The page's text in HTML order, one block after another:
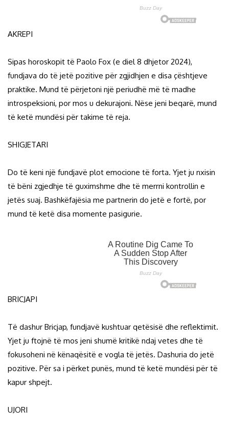
AKREPI
Sipas horoskopit të Paolo Fox (e diel 8 dhjetor 2024),
fundjava do të jetë pozitive për zgjidhjen e disa çështjeve
praktike. Mund të përjetoni një periudhë më të madhe
introspeksioni, por mos u dekurajoni. Nëse jeni beqarë, mund
të ketë mundësi për takime të reja.
SHIGJETARI
Do të keni një fundjavë plot emocione të forta. Yjet ju nxisin
të bëni zgjedhje të guximshme dhe të merrni kontrollin e
jetës suaj. Bashkëfajësia me partnerin do jetë e fortë, por
mund të ketë disa momente pasigurie.
BRICJAPI
Të dashur Bricjap, fundjavë kushtuar qetësisë dhe reflektimit.
Yjet ju ftojnë të mos jeni shumë kritikë ndaj vetes dhe të
fokusoheni në kënaqësitë e vogla të jetës. Dashuria do jetë
pozitive. Për sa i përket punës, mund të ketë mundësi për të
kapur shpejt.
UJORI